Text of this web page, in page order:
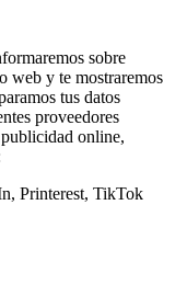
sobre
web y te mostraremos
tus datos
proveedores
online,
Printerest, TikTok